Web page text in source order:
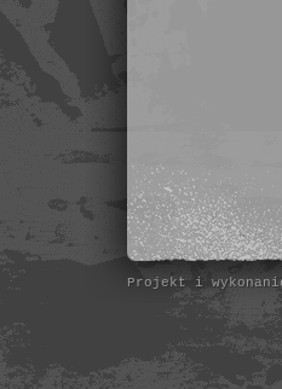
Projekt i